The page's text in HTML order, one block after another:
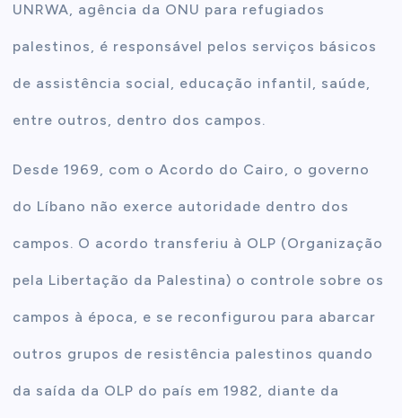
UNRWA, agência da ONU para refugiados
palestinos, é responsável pelos serviços básicos
de assistência social, educação infantil, saúde,
entre outros, dentro dos campos.
Desde 1969, com o Acordo do Cairo, o governo
do Líbano não exerce autoridade dentro dos
campos. O acordo transferiu à OLP (Organização
pela Libertação da Palestina) o controle sobre os
campos à época, e se reconfigurou para abarcar
outros grupos de resistência palestinos quando
da saída da OLP do país em 1982, diante da